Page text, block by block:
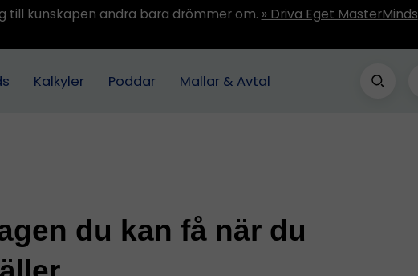
till kunskapen andra bara drömmer om. » Driva Eget MasterMinds
Kalkyler Poddar Mallar & Avtal
du kan få när du